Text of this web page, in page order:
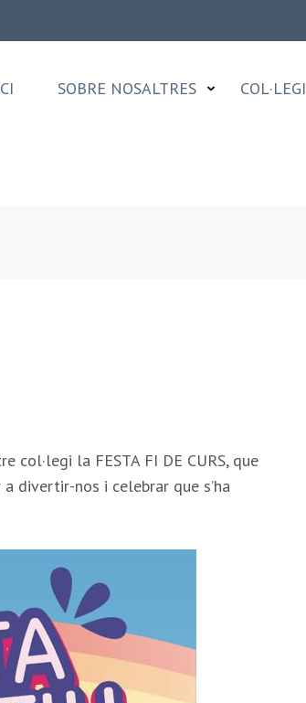
SOBRE NOSALTRES COL·LEGI
la FESTA FI DE CURS, que
divertir-nos i celebrar que s’ha